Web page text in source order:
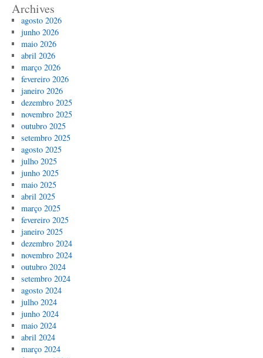
Archives
agosto 2026
junho 2026
maio 2026
abril 2026
março 2026
fevereiro 2026
janeiro 2026
dezembro 2025
novembro 2025
outubro 2025
setembro 2025
agosto 2025
julho 2025
junho 2025
maio 2025
abril 2025
março 2025
fevereiro 2025
janeiro 2025
dezembro 2024
novembro 2024
outubro 2024
setembro 2024
agosto 2024
julho 2024
junho 2024
maio 2024
abril 2024
março 2024